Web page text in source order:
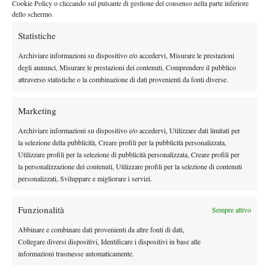
Cookie Policy o cliccando sul pulsante di gestione del consenso nella parte inferiore
dello schermo.
Statistiche
Archiviare informazioni su dispositivo e/o accedervi, Misurare le prestazioni
degli annunci, Misurare le prestazioni dei contenuti, Comprendere il pubblico
attraverso statistiche o la combinazione di dati provenienti da fonti diverse.
Marketing
Archiviare informazioni su dispositivo e/o accedervi, Utilizzare dati limitati per
la selezione della pubblicità, Creare profili per la pubblicità personalizzata,
Utilizzare profili per la selezione di pubblicità personalizzata, Creare profili per
la personalizzazione dei contenuti, Utilizzare profili per la selezione di contenuti
personalizzati, Sviluppare e migliorare i servizi.
Funzionalità Sempre attivo
Abbinare e combinare dati provenienti da altre fonti di dati,
Collegare diversi dispositivi, Identificare i dispositivi in base alle
informazioni trasmesse automaticamente.
set.
Un dato che racconta meglio di qualsiasi altro la natura del
torneo disputato da Arnaldi:
percorso estenuante dal punto di vista fisico e mentale, ma che
gli ha permesso di conquistare il primo quarto di finale Slam
Adesso resta da capire quante energie siano rimaste nel
nome di Matteo Arnaldi è già entrato nella storia statistica del
Roland Garros e degli Slam.
DI TENDENZA